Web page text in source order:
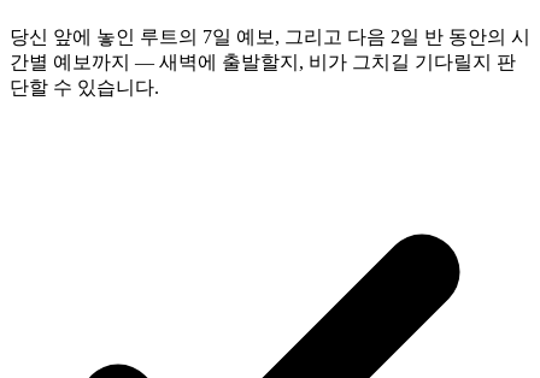
당신 앞에 놓인 루트의 7일 예보, 그리고 다음 2일 반 동안의 시
간별 예보까지 — 새벽에 출발할지, 비가 그치길 기다릴지 판
단할 수 있습니다.